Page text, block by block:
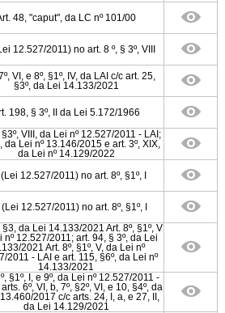
48, "caput", da LC nº 101/00
12.527/2011) no art. 8 º, § 3º, VIII
VI, e 8º, §1º, IV, da LAI c/c art. 25,
§3º, da Lei 14.133/2021
198, § 3º, II da Lei 5.172/1966
§3º, VIII, da Lei nº 12.527/2011 - LAI;
da Lei nº 13.146/2015 e art. 3º, XIX,
da Lei nº 14.129/2022
12.527/2011) no art. 8º, §1º, I
(Lei 12.527/2011) no art. 8º, §1º, I
§3, da Lei 14.133/2021 Art. 8º, §1º, V
nº 12.527/2011; art. 94, § 3º, da Lei
2021 Art. 8º, §1º, V, da Lei nº
2011 - LAI e art. 115, §6º, da Lei nº
14.133/2021
§1º, I, e 9º, da Lei nº 12.527/2011 -
6º, VI, b, 7º, §2º, VI, e 10, §4º, da
13.460/2017 c/c arts. 24, I, a, e 27, II,
da Lei 14.129/2021